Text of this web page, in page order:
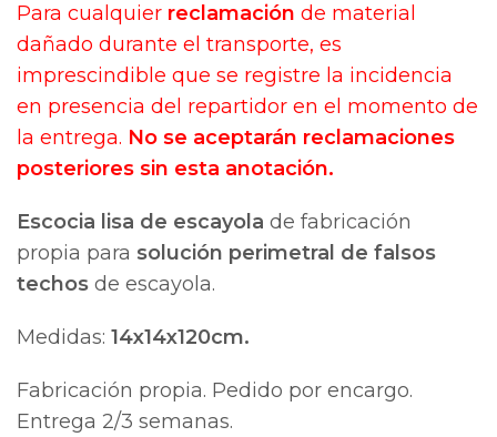
Para cualquier reclamación de material
dañado durante el transporte, es
imprescindible que se registre la incidencia
en presencia del repartidor en el momento de
la entrega. No se aceptarán reclamaciones
posteriores sin esta anotación.
Escocia lisa de escayola de fabricación
propia para solución perimetral de falsos
techos de escayola.
Medidas: 14x14x120cm.
Fabricación propia. Pedido por encargo.
Entrega 2/3 semanas.